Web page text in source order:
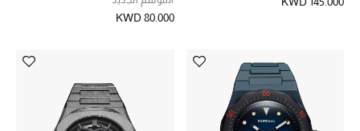
العناية بالبشرة
KWD 80.000